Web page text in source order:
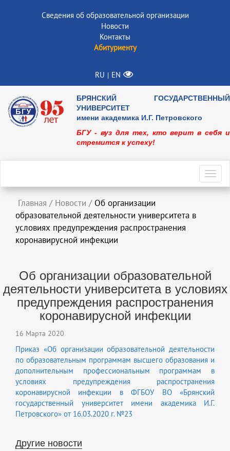
Сведения об образовательной организации
Новости
Контакты
Абитуриенту
RU | EN
БРЯНСКИЙ ГОСУДАРСТВЕННЫЙ
УНИВЕРСИТЕТ
имени академика И.Г. Петровского
БГУ - вуз для тех, кто верит в себя и
стремится к успеху!
Главная / Новости / Об организации
образовательной деятельности университета в
условиях предупреждения распространения
коронавирусной инфекции
Об организации образовательной
деятельности университета в условиях
предупреждения распространения
коронавирусной инфекции
16 Марта 2020
Приказ «Об организации образовательной деятельности
по образовательным программам высшего образования и
дополнительным профессиональным программам в
условиях предупреждения распространения
коронавирусной инфекции в ФГБОУ ВО «Брянский
государственный университет имени академика И.Г.
Петровского» от 16.03.2020 г. №23
Другие новости